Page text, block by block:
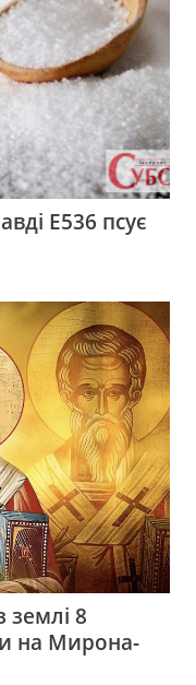
Е536 псує
землі 8
на Мирона-